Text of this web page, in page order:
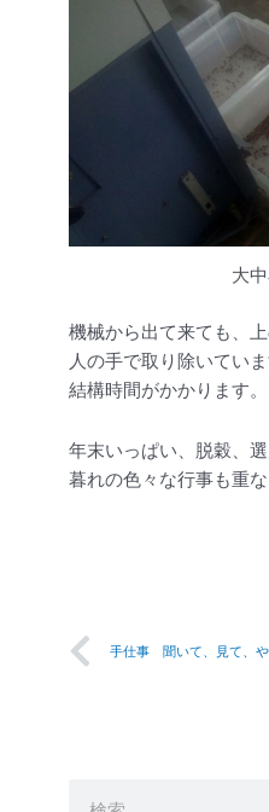
大
機械から出て来ても、
人の手で取り除いてい
結構時間がかかります。
年末いっぱい、脱穀、
暮れの色々な行事も重
Prev
手仕事 聞いて、見て、